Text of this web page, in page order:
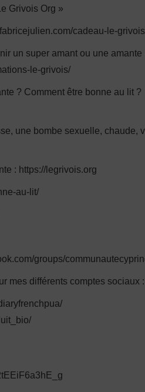
Grivois Org »
cadeau-le-
un super amant ou une amante
le-grivois/
? Comment être bonne au lit ?
une bombe sexuelle, chaude,
: https://legrivois.org
au-lit/
groups/
mes différents comptes sociaux :